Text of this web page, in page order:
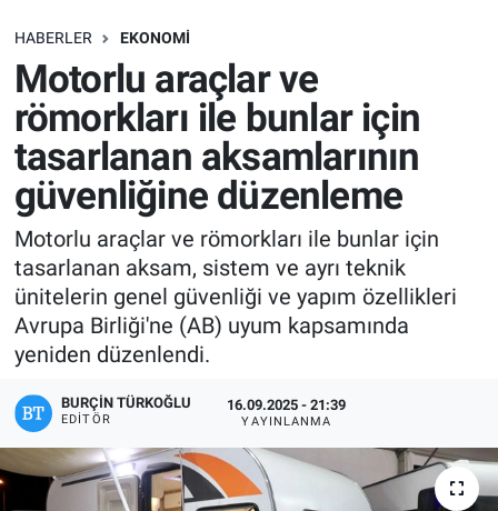
HABERLER EKONOMI
Motorlu araçlar ve
römorkları ile bunlar için
tasarlanan aksamlarının
güvenliğine düzenleme
Motorlu araçlar ve römorkları ile bunlar için
tasarlanan aksam, sistem ve ayrı teknik
ünitelerin genel güvenliği ve yapım özellikleri
Avrupa Birliği'ne (AB) uyum kapsamında
yeniden düzenlendi.
BURÇIN TÜRKOĞLU
EDITÖR
16.09.2025 - 21:39
YAYINLANMA
SAĞLIK
EKONOMİ
EĞİTİM
ÖZEL HABER
Keşfet
ASTROLOJİ
İLAN